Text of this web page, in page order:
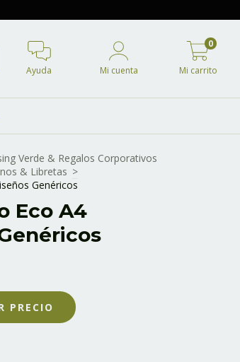
Ayuda Mi cuenta Mi carrito
0
Verde & Regalos Corporativos
& Libretas >
Genéricos
Eco A4